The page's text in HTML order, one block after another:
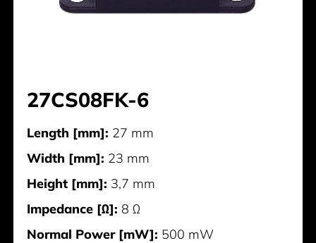
27CS08FK-6
Length [mm]: 27 mm
Width [mm]: 23 mm
Height [mm]: 3,7 mm
Impedance [Ω]: 8 Ω
Normal Power [mW]: 500 mW